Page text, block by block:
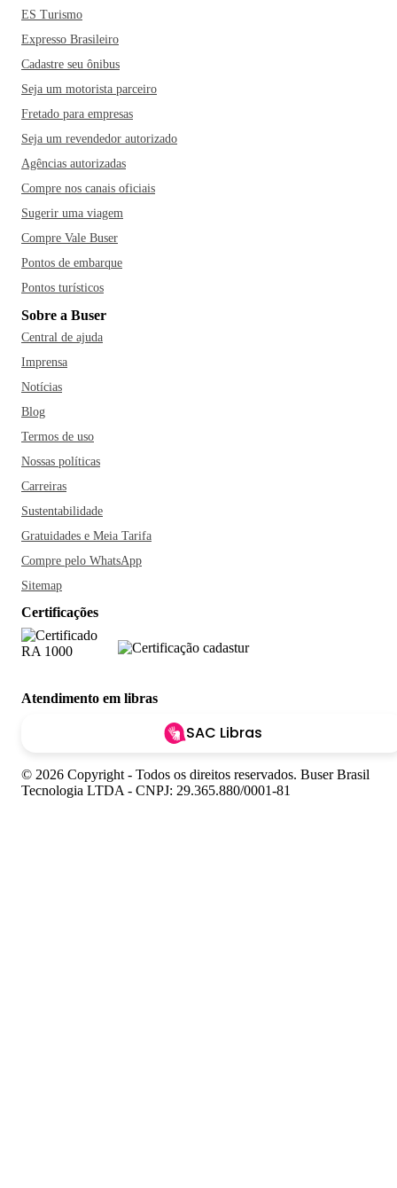
ES Turismo
Expresso Brasileiro
Cadastre seu ônibus
Seja um motorista parceiro
Fretado para empresas
Seja um revendedor autorizado
Agências autorizadas
Compre nos canais oficiais
Sugerir uma viagem
Compre Vale Buser
Pontos de embarque
Pontos turísticos
Sobre a Buser
Central de ajuda
Imprensa
Notícias
Blog
Termos de uso
Nossas políticas
Carreiras
Sustentabilidade
Gratuidades e Meia Tarifa
Compre pelo WhatsApp
Sitemap
Certificações
Atendimento em libras
SAC Libras
© 2026 Copyright - Todos os direitos reservados. Buser Brasil
Tecnologia LTDA - CNPJ: 29.365.880/0001-81